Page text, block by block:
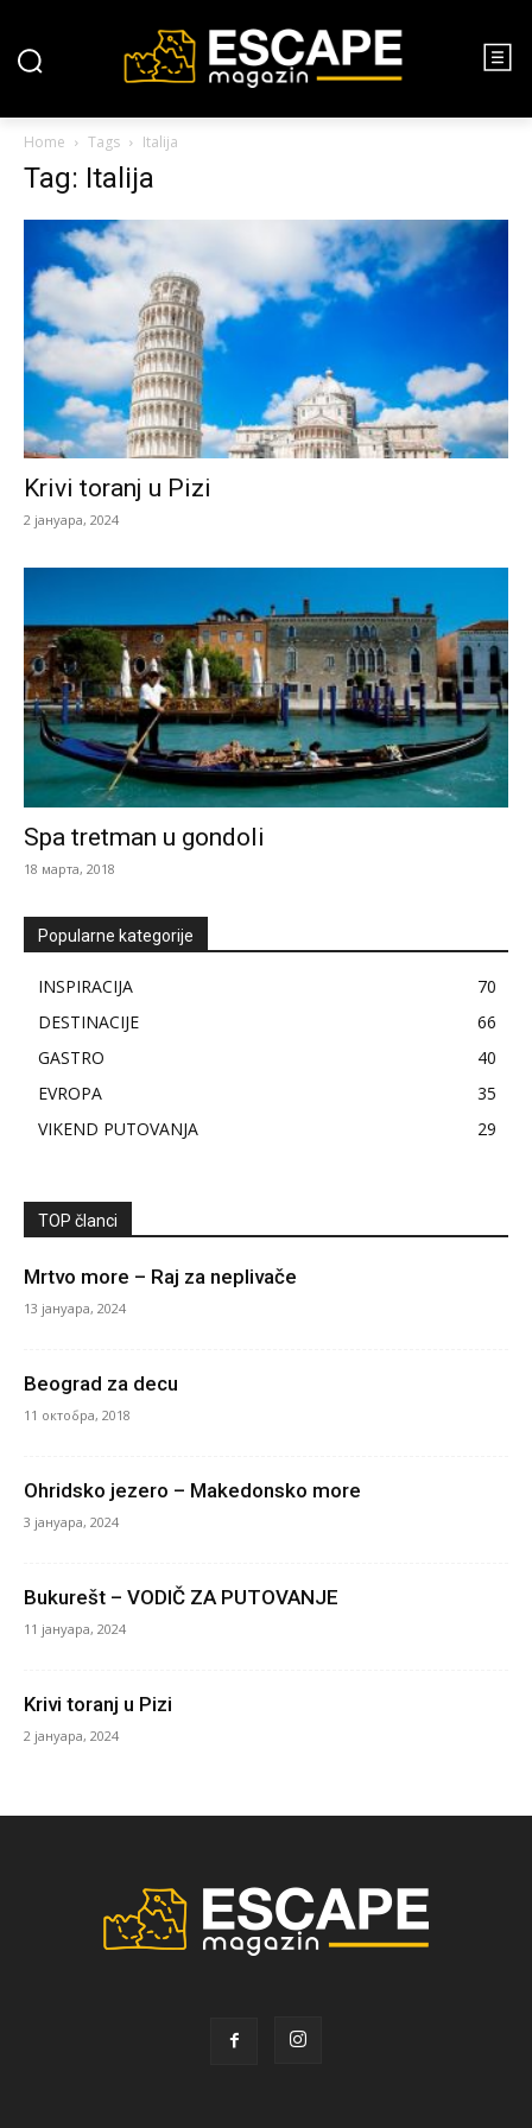
Home Tags Italija
Tag: Italija
Krivi toranj u Pizi
2 јануара, 2024
Spa tretman u gondoli
18 марта, 2018
Popularne kategorije
INSPIRACIJA
70
DESTINACIJE
66
GASTRO
40
EVROPA
35
VIKEND PUTOVANJA
29
TOP članci
Mrtvo more – Raj za neplivače
13 јануара, 2024
Beograd za decu
11 октобра, 2018
Ohridsko jezero – Makedonsko more
3 јануара, 2024
Bukurešt – VODIČ ZA PUTOVANJE
11 јануара, 2024
Krivi toranj u Pizi
2 јануара, 2024